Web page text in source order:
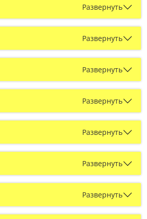
Развернуть
Развернуть
Развернуть
Развернуть
Развернуть
Развернуть
Развернуть